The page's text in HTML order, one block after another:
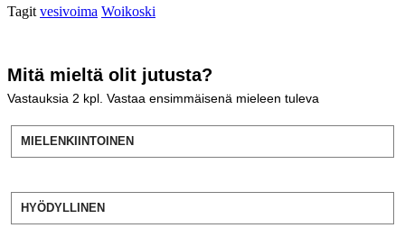
Tagitvesivoima Woikoski
Mitä mieltä olit jutusta?
Vastauksia 2 kpl. Vastaa ensimmäisenä mieleen tuleva
MIELENKIINTOINEN
HYÖDYLLINEN